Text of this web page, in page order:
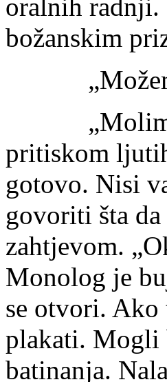
oralnih radnji.
božanskim
„Možemo
„Molim?“
pritiskom
gotovo. Nisi
govoriti šta
zahtjevom.
Monolog je
se otvori.
plakati. Mogli
batinanja.